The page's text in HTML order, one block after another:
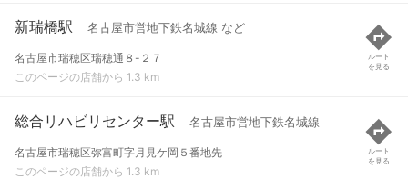
新瑞橋駅 名古屋市営地下鉄名城線 など
名古屋市瑞穂区瑞穂通８-２７
このページの店舗から 1.3 km
ルート
を見る
総合リハビリセンター駅 名古屋市営地下鉄名城線
名古屋市瑞穂区弥富町字月見ケ岡５番地先
このページの店舗から 1.3 km
ルート
を見る